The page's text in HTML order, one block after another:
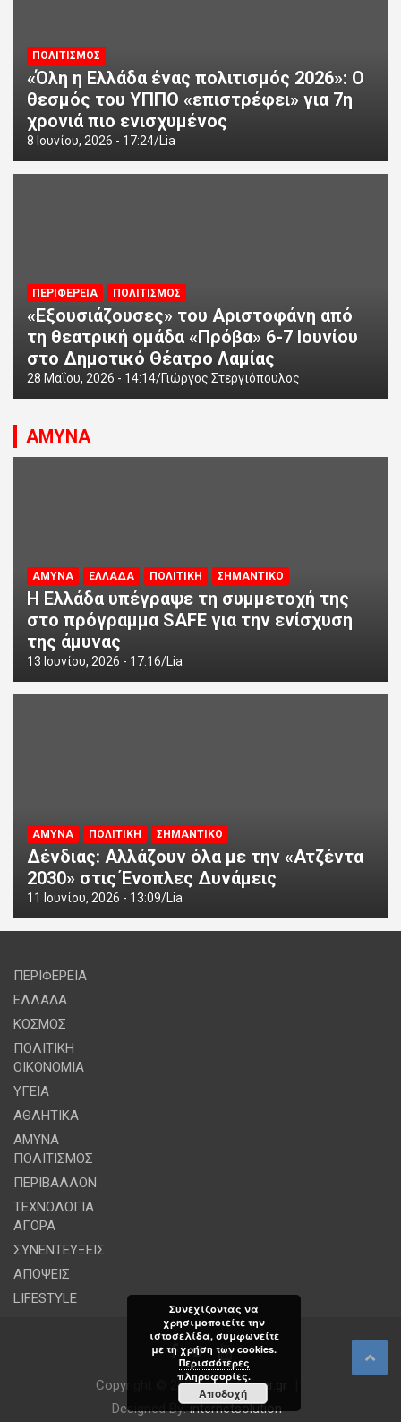
ΠΟΛΙΤΙΣΜΟΣ
«Όλη η Ελλάδα ένας πολιτισμός 2026»: Ο
θεσμός του ΥΠΠΟ «επιστρέφει» για 7η
χρονιά πιο ενισχυμένος
8 Ιουνίου, 2026 - 17:24 Lia
ΠΕΡΙΦΕΡΕΙΑ ΠΟΛΙΤΙΣΜΟΣ
«Εξουσιάζουσες» του Αριστοφάνη από
τη θεατρική ομάδα «Πρόβα» 6-7 Ιουνίου
στο Δημοτικό Θέατρο Λαμίας
28 Μαΐου, 2026 - 14:14 Γιώργος Στεργιόπουλος
ΑΜΥΝΑ
ΑΜΥΝΑ ΕΛΛΑΔΑ ΠΟΛΙΤΙΚΗ ΣΗΜΑΝΤΙΚΟ
Η Ελλάδα υπέγραψε τη συμμετοχή της
στο πρόγραμμα SAFE για την ενίσχυση
της άμυνας
13 Ιουνίου, 2026 - 17:16 Lia
ΑΜΥΝΑ ΠΟΛΙΤΙΚΗ ΣΗΜΑΝΤΙΚΟ
Δένδιας: Αλλάζουν όλα με την «Ατζέντα
2030» στις Ένοπλες Δυνάμεις
11 Ιουνίου, 2026 - 13:09 Lia
ΠΕΡΙΦΕΡΕΙΑ
ΕΛΛΑΔΑ
ΚΟΣΜΟΣ
ΠΟΛΙΤΙΚΗ
ΟΙΚΟΝΟΜΙΑ
ΥΓΕΙΑ
ΑΘΛΗΤΙΚΑ
ΑΜΥΝΑ
ΠΟΛΙΤΙΣΜΟΣ
ΠΕΡΙΒΑΛΛΟΝ
ΤΕΧΝΟΛΟΓΙΑ
ΑΓΟΡΑ
ΣΥΝΕΝΤΕΥΞΕΙΣ
ΑΠΟΨΕΙΣ
LIFESTYLE
Copyright © 2026powerplayer.gr
Designed By:internetsolution
Συνεχίζοντας να
χρησιμοποιείτε την
ιστοσελίδα, συμφωνείτε
με τη χρήση των cookies.
Περισσότερες
πληροφορίες.
Αποδοχή